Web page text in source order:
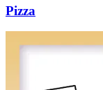
Pizza